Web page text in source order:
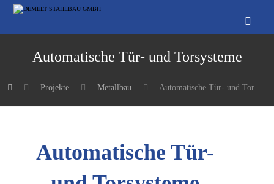
Automatische Tür- und Torsysteme
Projekte Metallbau Automatische Tür- und
Automatische Tür-